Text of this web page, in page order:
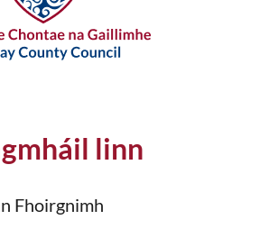
linn
Fhoirgnimh